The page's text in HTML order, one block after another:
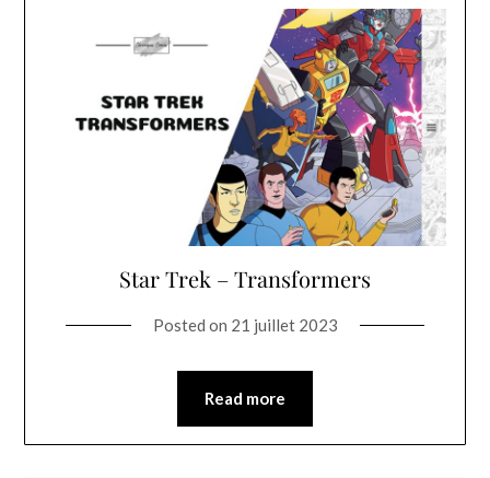
Star Trek – Transformers
Posted on 21 juillet 2023
Read more